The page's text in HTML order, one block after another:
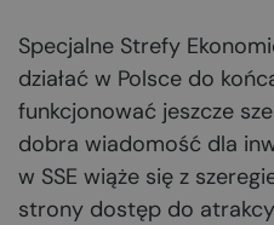
Specjalne Strefy
działać w Polsce do
funkcjonować jeszcze
dobra wiadomość dla
w SSE wiąże się z
strony dostęp do